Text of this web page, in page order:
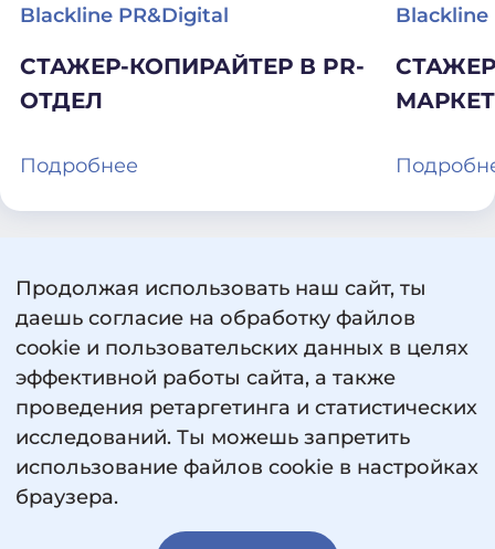
Blackline PR&Digital
СТАЖЕР-КОПИРАЙТЕР В PR-
ОТДЕЛ
Подробнее
Blackline
Продолжая использовать наш сайт, ты
даешь согласие на обработку файлов
cookie и пользовательских данных в целях
эффективной работы сайта, а также
проведения ретаргетинга и статистических
исследований. Ты можешь запретить
использование файлов cookie в настройках
браузера.
Пользовательское соглашение
Политика обработки персональных данных
Сведения об образовательной организации